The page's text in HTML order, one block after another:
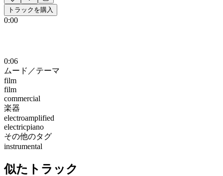
トラックを購入
0:00
0:06
ムード／テーマ
film
film
commercial
楽器
electroamplified
electricpiano
その他のタグ
instrumental
似たトラック